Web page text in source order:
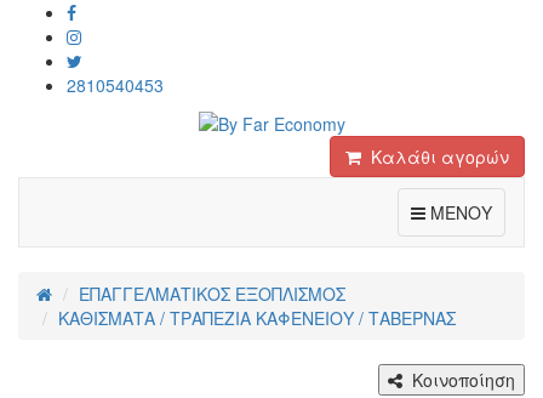
2810540453
Καλάθι αγορών
ΜΕΝΟΥ
ΕΠΑΓΓΕΛΜΑΤΙΚΟΣ ΕΞΟΠΛΙΣΜΟΣ
ΚΑΘΙΣΜΑΤΑ / ΤΡΑΠΕΖΙΑ ΚΑΦΕΝΕΙΟΥ / ΤΑΒΕΡΝΑΣ
Κοινοποίηση